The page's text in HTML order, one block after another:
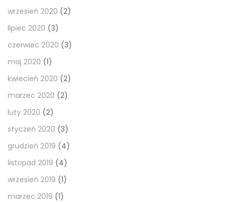
wrzesień 2020 (2)
lipiec 2020 (3)
czerwiec 2020 (3)
maj 2020 (1)
kwiecień 2020 (2)
marzec 2020 (2)
luty 2020 (2)
styczeń 2020 (3)
grudzień 2019 (4)
listopad 2019 (4)
wrzesień 2019 (1)
marzec 2019 (1)